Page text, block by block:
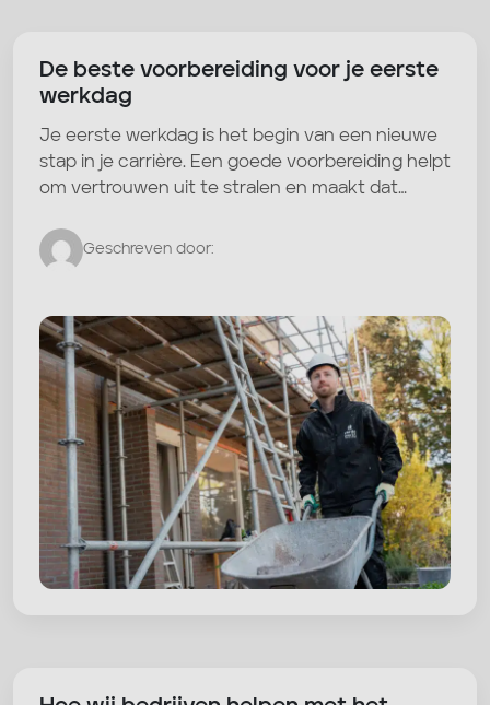
De beste voorbereiding voor je eerste
werkdag
Je eerste werkdag is het begin van een nieuwe
stap in je carrière. Een goede voorbereiding helpt
om vertrouwen uit te stralen en maakt dat…
Geschreven door: